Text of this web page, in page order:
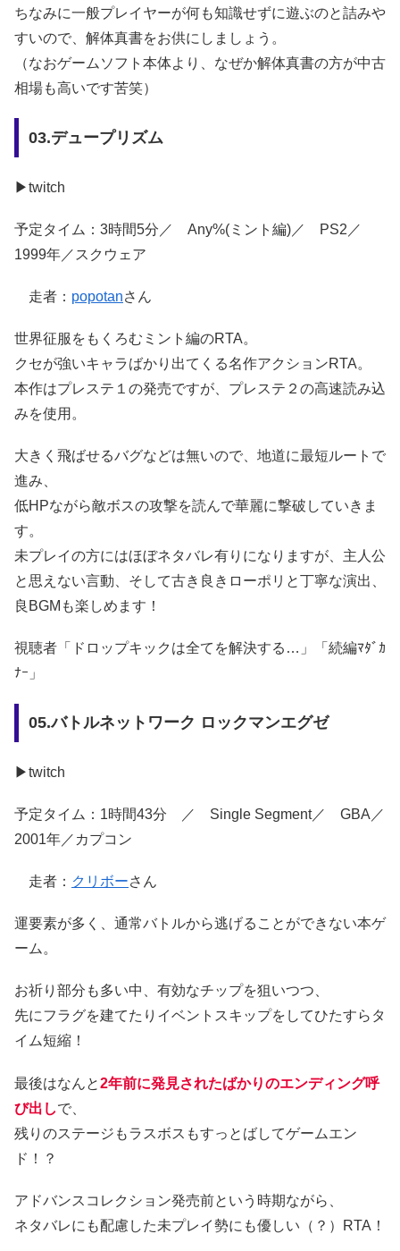
ちなみに一般プレイヤーが何も知識せずに遊ぶのと詰みや
すいので、解体真書をお供にしましょう。
（なおゲームソフト本体より、なぜか解体真書の方が中古
相場も高いです苦笑）
03.デュープリズム
▶twitch
予定タイム：3時間5分／ Any%(ミント編)／ PS2／
1999年／スクウェア
走者： popotanさん
世界征服をもくろむミント編のRTA。
クセが強いキャラばかり出てくる名作アクションRTA。
本作はプレステ１の発売ですが、プレステ２の高速読み込
みを使用。
大きく飛ばせるバグなどは無いので、地道に最短ルートで
進み、
低HPながら敵ボスの攻撃を読んで華麗に撃破していきま
す。
未プレイの方にはほぼネタバレ有りになりますが、主人公
と思えない言動、そして古き良きローポリと丁寧な演出、
良BGMも楽しめます！
視聴者「ドロップキックは全てを解決する…」「続編ﾏﾀﾞｶ
ﾅｰ」
05.バトルネットワーク ロックマンエグゼ
▶twitch
予定タイム：1時間43分 ／ Single Segment／ GBA／
2001年／カプコン
走者： クリボーさん
運要素が多く、通常バトルから逃げることができない本ゲ
ーム。
お祈り部分も多い中、有効なチップを狙いつつ、
先にフラグを建てたりイベントスキップをしてひたすらタ
イム短縮！
最後はなんと2年前に発見されたばかりのエンディング呼
び出しで、
残りのステージもラスボスもすっとばしてゲームエン
ド！？
アドバンスコレクション発売前という時期ながら、
ネタバレにも配慮した未プレイ勢にも優しい（？）RTA！